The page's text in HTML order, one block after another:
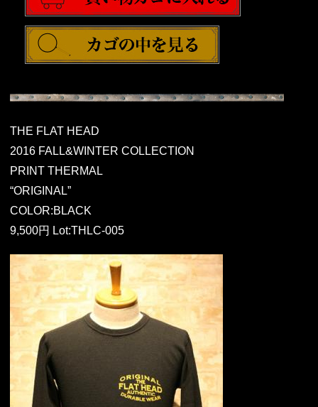
THE FLAT HEAD
2016 FALL&WINTER COLLECTION
PRINT THERMAL
“ORIGINAL”
COLOR:BLACK
9,500円 Lot:THLC-005